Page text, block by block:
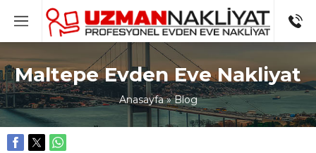
Maltepe Evden Eve Nakliyat
Anasayfa»Blog